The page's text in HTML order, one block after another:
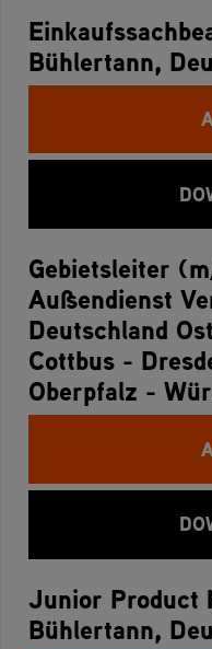
Bühlertann,
Gebietsleiter
Außendienst
Deutschland
Cottbus -
Oberpfalz -
Junior Product
Bühlertann,